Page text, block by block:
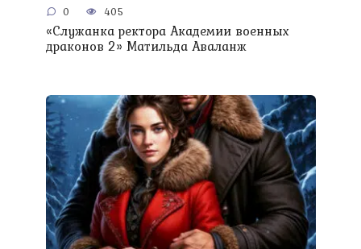
0 405
«Служанка ректора Академии военных
драконов 2» Матильда Аваланж